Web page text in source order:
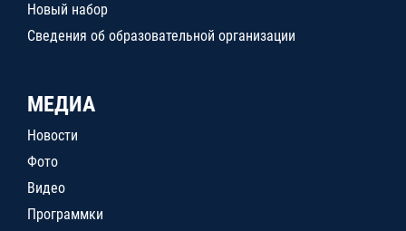
Новый набор
Сведения об образовательной организации
МЕДИА
Новости
Фото
Видео
Программки